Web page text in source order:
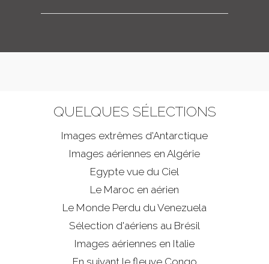
QUELQUES SÉLECTIONS
Images extrêmes d'Antarctique
Images aériennes en Algérie
Egypte vue du Ciel
Le Maroc en aérien
Le Monde Perdu du Venezuela
Sélection d'aériens au Brésil
Images aériennes en Italie